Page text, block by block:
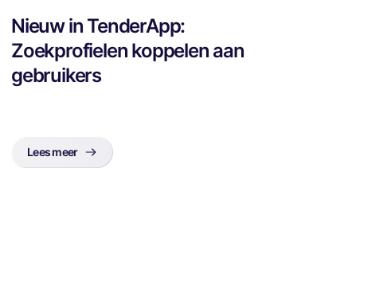
Nieuw in TenderApp:
Zoekprofielen koppelen aan
gebruikers
Lees meer